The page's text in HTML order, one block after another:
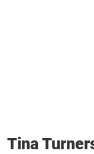
Tina